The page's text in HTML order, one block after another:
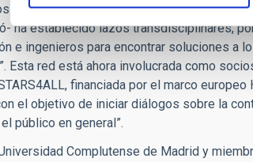
de cuatro años de trabajo en red dentro de
ha establecido lazos transdisciplinares,
e ingenieros para encontrar soluciones a
Esta red está ahora involucrada como
financiada por el marco
el objetivo de iniciar diálogos sobre la
público en general”.
Complutense de Madrid y